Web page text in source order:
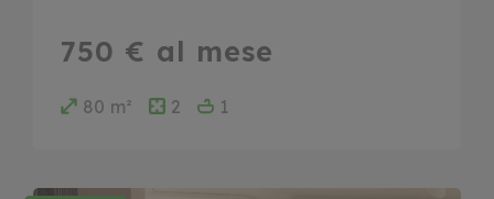
750 € al mese
80 m² 2 1